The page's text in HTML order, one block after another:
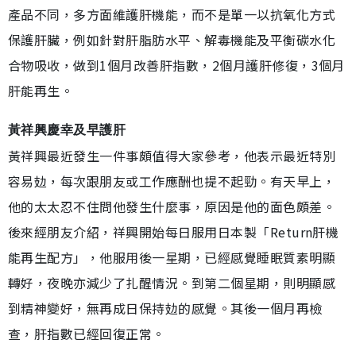
產品不同，多方面維護肝機能，而不是單一以抗氧化方式
保護肝臟，例如針對肝脂肪水平、解毒機能及平衡碳水化
合物吸收，做到1個月改善肝指數，2個月護肝修復，3個月
肝能再生。
黃祥興慶幸及早護肝
黃祥興最近發生一件事頗值得大家參考，他表示最近特別
容易攰，每次跟朋友或工作應酬也提不起勁。有天早上，
他的太太忍不住問他發生什麼事，原因是他的面色頗差。
後來經朋友介紹，祥興開始每日服用日本製「Return肝機
能再生配方」，他服用後一星期，已經感覺睡眠質素明顯
轉好，夜晚亦減少了扎醒情況。到第二個星期，則明顯感
到精神變好，無再成日保持攰的感覺。其後一個月再檢
查，肝指數已經回復正常。